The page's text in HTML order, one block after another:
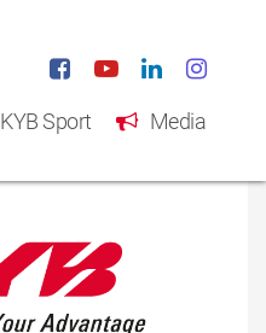
KYB Sport Media